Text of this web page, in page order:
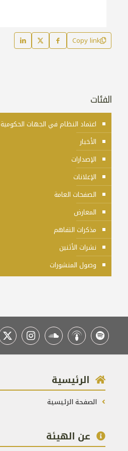
Copy link
الفئات
اعتماد النظام في الجهات الحكومية
الأخبار
الإصدارات
الإعلانات
الصفحات العامة
المعارض
مذكرات التفاهم
نشرات الأثنين
وصول المنشورات
الرئيسية
الصفحة الرئيسية
عن الهيئة